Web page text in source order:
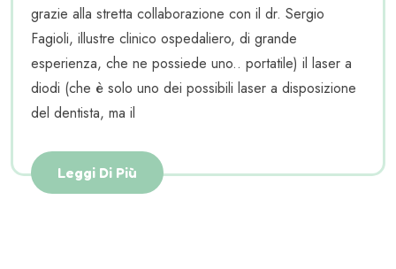
grazie alla stretta collaborazione con il dr. Sergio
Fagioli, illustre clinico ospedaliero, di grande
esperienza, che ne possiede uno.. portatile) il laser a
diodi (che è solo uno dei possibili laser a disposizione
del dentista, ma il
Leggi Di Più